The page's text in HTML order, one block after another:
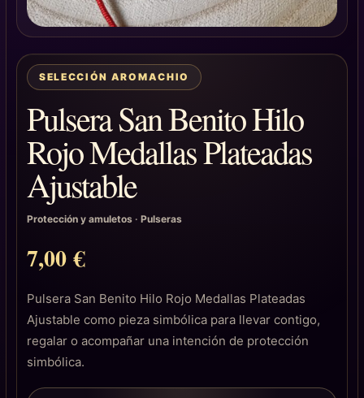
SELECCIÓN AROMACHIO
Pulsera San Benito Hilo
Rojo Medallas Plateadas
Ajustable
Protección y amuletos · Pulseras
7,00€
Pulsera San Benito Hilo Rojo Medallas Plateadas
Ajustable como pieza simbólica para llevar contigo,
regalar o acompañar una intención de protección
simbólica.